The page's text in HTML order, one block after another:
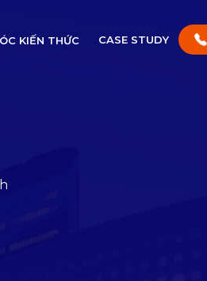
KIẾN THỨC CASE STUDY